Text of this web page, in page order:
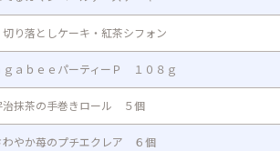
り落としケーキ・紅茶シフォン
ａｂｅｅパーティーＰ １０８ｇ
抹茶の手巻きロール ５個
やか苺のプチエクレア ６個